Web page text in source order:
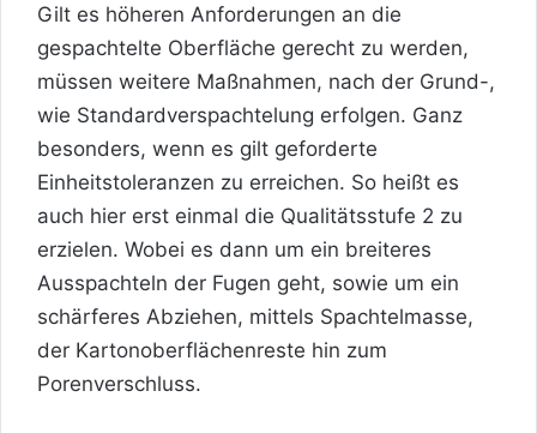
Gilt es höheren Anforderungen an die
gespachtelte Oberfläche gerecht zu werden,
müssen weitere Maßnahmen, nach der Grund-,
wie Standardverspachtelung erfolgen. Ganz
besonders, wenn es gilt geforderte
Einheitstoleranzen zu erreichen. So heißt es
auch hier erst einmal die Qualitätsstufe 2 zu
erzielen. Wobei es dann um ein breiteres
Ausspachteln der Fugen geht, sowie um ein
schärferes Abziehen, mittels Spachtelmasse,
der Kartonoberflächenreste hin zum
Porenverschluss.